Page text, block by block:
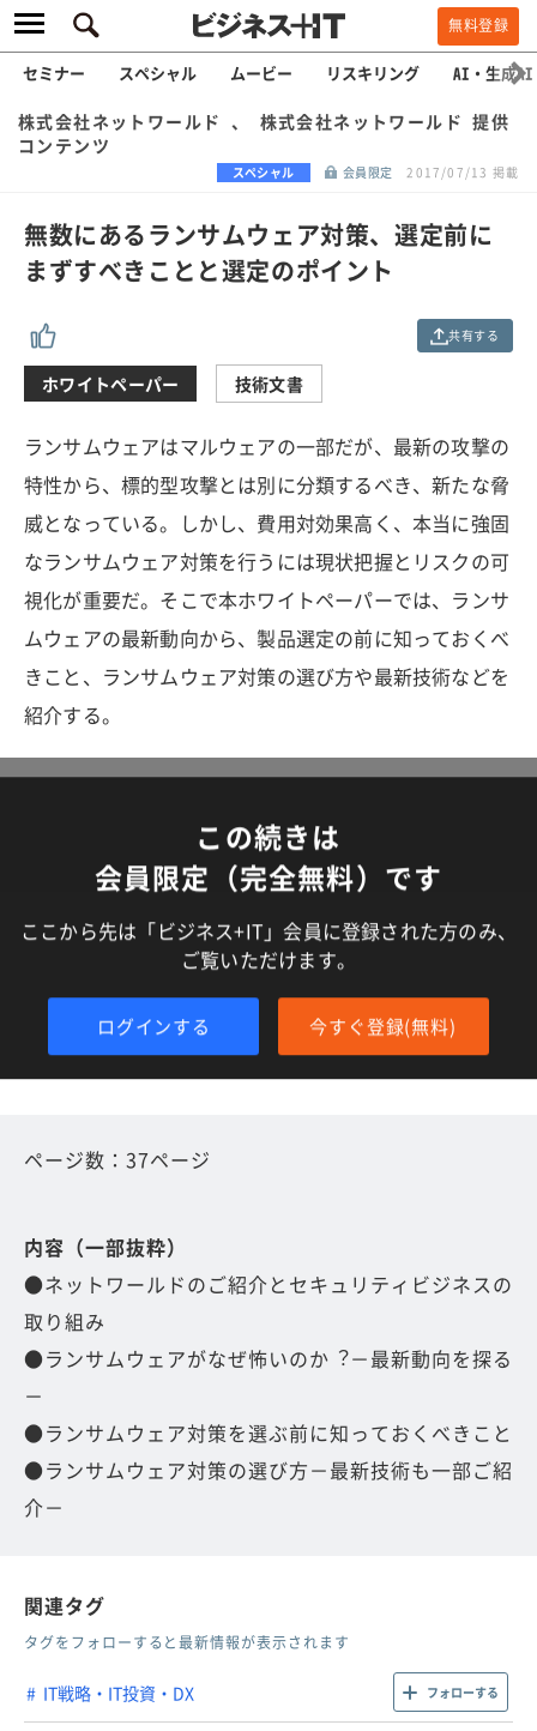
無料登録
セミナー スペシャル ムービー リスキリング AI・生成AI
株式会社ネットワールド 、 株式会社ネットワールド 提供
コンテンツ
スペシャル 会員限定 2017/07/13 掲載
無数にあるランサムウェア対策、選定前に
まずすべきことと選定のポイント
共有する
ホワイトペーパー 技術文書
ランサムウェアはマルウェアの一部だが、最新の攻撃の
特性から、標的型攻撃とは別に分類するべき、新たな脅
威となっている。しかし、費用対効果高く、本当に強固
なランサムウェア対策を行うには現状把握とリスクの可
視化が重要だ。そこで本ホワイトペーパーでは、ランサ
ムウェアの最新動向から、製品選定の前に知っておくべ
きこと、ランサムウェア対策の選び方や最新技術などを
紹介する。
この続きは
会員限定（完全無料）です
ここから先は「ビジネス+IT」会員に登録された方のみ、
ご覧いただけます。
ログインする 今すぐ登録(無料)
ページ数：37ページ
内容（一部抜粋）
●ネットワールドのご紹介とセキュリティビジネスの
取り組み
●ランサムウェアがなぜ怖いのか︖－最新動向を探る
－
●ランサムウェア対策を選ぶ前に知っておくべきこと
●ランサムウェア対策の選び方－最新技術も一部ご紹
介－
関連タグ
タグをフォローすると最新情報が表示されます
IT戦略・IT投資・DX フォローする